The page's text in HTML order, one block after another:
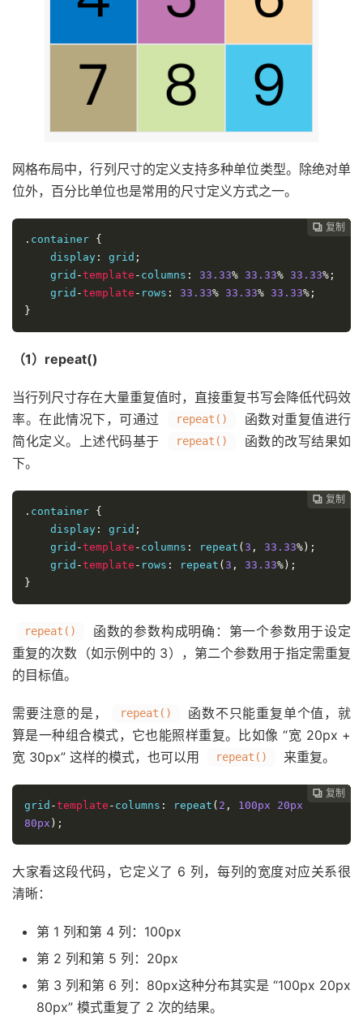
网格布局中，行列尺寸的定义支持多种单位类型。除绝对单
位外，百分比单位也是常用的尺寸定义方式之一。
 复制
 复制
 复制
 复制
 复制
 复制
 复制
 复制
 复制
 复制
 复制
 复制
 复制
 复制
 复制
 复制
 复制
 复制
 复制
 复制
 复制
 复制
 复制
 复制
 复制
 复制
 复制
 复制
 复制
 复制
 复制
 复制
 复制
 复制
 复制
 复制
 复制
 复制
 复制
. container {
    display
: grid ;
grid -template - columns : 33.33% 33.33% 33.33%;
grid -template - rows : 33.33% 33.33% 33.33%;
}
（1）repeat()
当行列尺寸存在大量重复值时，直接重复书写会降低代码效
率。在此情况下，可通过
repeat()
函数对重复值进行
简化定义。上述代码基于
repeat()
函数的改写结果如
下。
 复制
 复制
 复制
 复制
 复制
 复制
 复制
 复制
 复制
 复制
 复制
 复制
 复制
 复制
 复制
 复制
 复制
 复制
 复制
 复制
 复制
 复制
 复制
 复制
 复制
 复制
 复制
 复制
 复制
 复制
 复制
 复制
 复制
 复制
 复制
 复制
 复制
 复制
. container {
    display
: grid ;
grid -template - columns : repeat (3 , 33.33%);
grid -template - rows : repeat (3 , 33.33%);
}
repeat()
函数的参数构成明确：第一个参数用于设定
重复的次数（如示例中的 3），第二个参数用于指定需重复
的目标值。
需要注意的是， repeat()
函数不只能重复单个值，就
算是一种组合模式，它也能照样重复。比如像 “宽 20px +
宽 30px” 这样的模式，也可以用
repeat() 来重复。
 复制
 复制
 复制
 复制
 复制
 复制
 复制
 复制
 复制
 复制
 复制
 复制
 复制
 复制
 复制
 复制
 复制
 复制
 复制
 复制
 复制
 复制
 复制
 复制
 复制
 复制
 复制
 复制
 复制
 复制
 复制
 复制
 复制
 复制
 复制
 复制
 复制
grid -template - columns : repeat ( 2 , 100px
20px
80px );
大家看这段代码，它定义了 6 列，每列的宽度对应关系很
清晰：
第 1 列和第 4 列：100px
第 2 列和第 5 列：20px
第 3 列和第 6 列：80px这种分布其实是 “100px 20px
80px” 模式重复了 2 次的结果。